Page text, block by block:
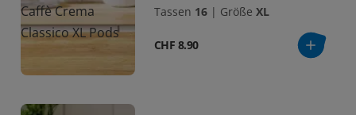
Tassen 16 | Größe XL
CHF 8.90